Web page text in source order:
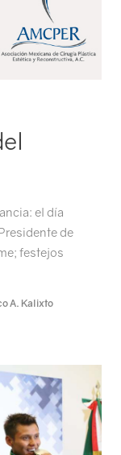
el día
de
festejos
A. Kalixto